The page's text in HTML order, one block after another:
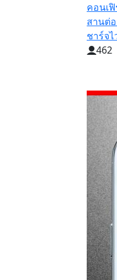
คอนเ
สานต่
ชาร์จไ
462